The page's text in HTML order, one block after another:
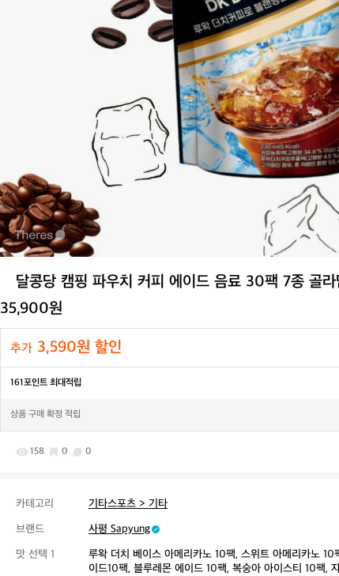
달콩당 캠핑 파우치 커피 에이드 음료 30팩 7종 골
35,900원
추가 3,590원 할인
161포인트 최대적립
상품 구매 확정 적립
158 0 0
카테고리
기타스포츠 > 기타
브랜드
사평 Sapyung
맛 선택 1
루왁 더치 베이스 아메리카노 10팩, 스위트 아메리카노 10
이드10팩, 블루레몬 에이드 10팩, 복숭아 아이스티 10팩,